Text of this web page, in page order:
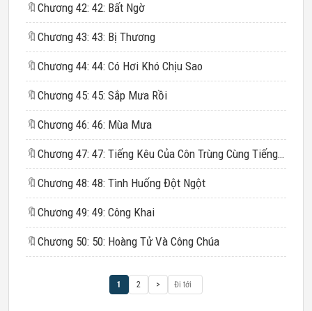
🔖 Chương 42: 42: Bất Ngờ
🔖 Chương 43: 43: Bị Thương
🔖 Chương 44: 44: Có Hơi Khó Chịu Sao
🔖 Chương 45: 45: Sắp Mưa Rồi
🔖 Chương 46: 46: Mùa Mưa
🔖 Chương 47: 47: Tiếng Kêu Của Côn Trùng Cùng Tiếng Hát
🔖 Chương 48: 48: Tình Huống Đột Ngột
🔖 Chương 49: 49: Công Khai
🔖 Chương 50: 50: Hoàng Tử Và Công Chúa
1 2 >